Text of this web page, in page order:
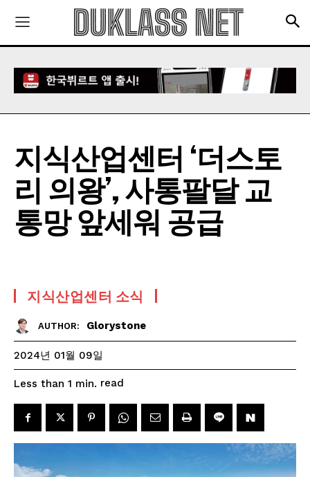
지식산업센터 ‘더스토
리 의왕’, 사통팔달 교
통망 앞세워 공급
지식산업센터 소식
AUTHOR: Glorystone
2024년 01월 09일
Less than 1 min. read